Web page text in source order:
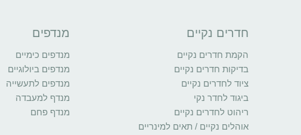
חדרים נקיים
הקמת חדרים נקיים
בדיקות חדרים נקיים
ציוד לחדרים נקיים
ביגוד לחדר נקי
ריהוט לחדרים נקיים
אוהלים נקיים / תאים למינריים
מנדפים
מנדפים כימיים
מנדפים ביולוגיים
מנדפים לתעשייה
מנדף למעבדה
מנדף פחם